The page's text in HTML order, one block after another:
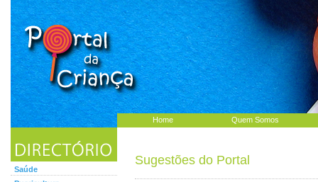
Home Quem Somos
Saúde
Sugestões do Portal